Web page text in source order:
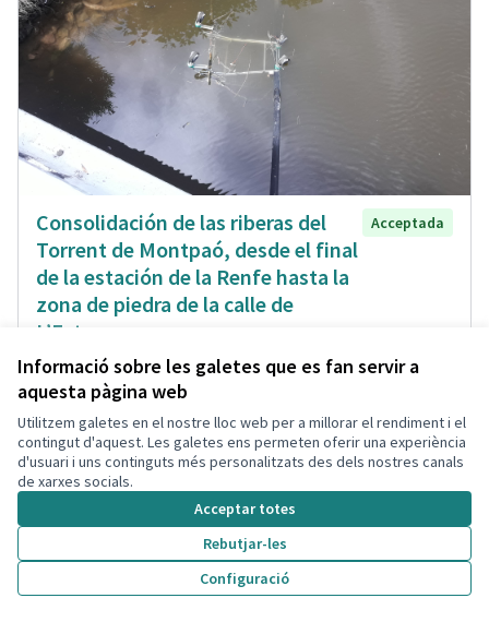
Informació sobre les galetes que es fan servir a
aquesta pàgina web
Utilitzem galetes en el nostre lloc web per a millorar el rendiment i el
contingut d'aquest. Les galetes ens permeten oferir una experiència
d'usuari i uns continguts més personalitzats des dels nostres canals
de xarxes socials.
Acceptar totes
Rebutjar-les
Configuració
Consolidación de las riberas del
Torrent de Montpaó, desde el final
de la estación de la Renfe hasta la
zona de piedra de la calle de
L’Estany.
Acceptada
FemCalafell Espai Públic